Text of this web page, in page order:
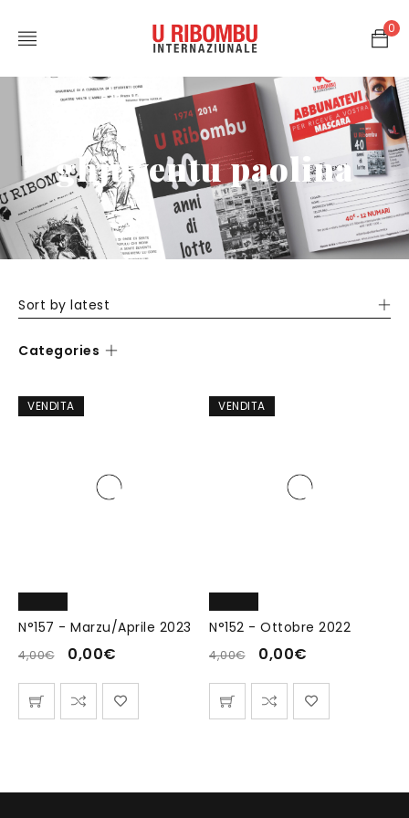
0
ghjuventu paolina
Sort by latest
Categories
VENDITA
N°157 - Marzu/Aprile 2023
4,00€ 0,00€
VENDITA
N°152 - Ottobre 2022
4,00€ 0,00€